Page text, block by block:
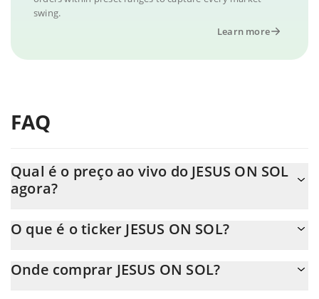
swing.
Learn more
FAQ
Qual é o preço ao vivo do JESUS ON SOL
agora?
O que é o ticker JESUS ON SOL?
Onde comprar JESUS ON SOL?